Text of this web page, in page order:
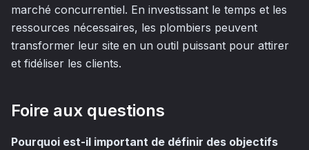
marché concurrentiel. En investissant le temps et les
ressources nécessaires, les plombiers peuvent
transformer leur site en un outil puissant pour attirer
et fidéliser les clients.
Foire aux questions
Pourquoi est-il important de définir des objectifs